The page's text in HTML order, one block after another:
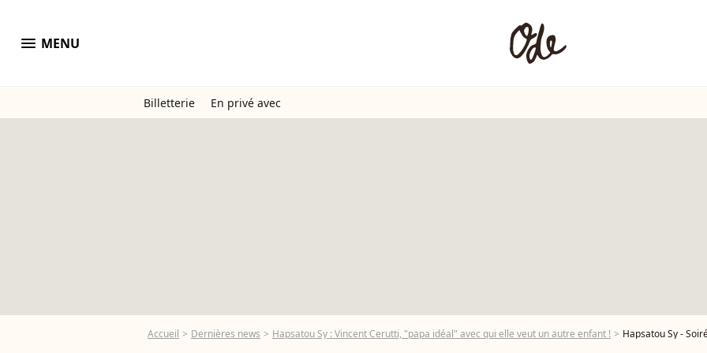
menu MENU
Billetterie En privé avec
Accueil Dernières news Hapsatou Sy : Vincent Cerutti, "papa idéal" avec qui elle veut un autre enfant ! Hapsatou Sy - Soirée de lancement du livre